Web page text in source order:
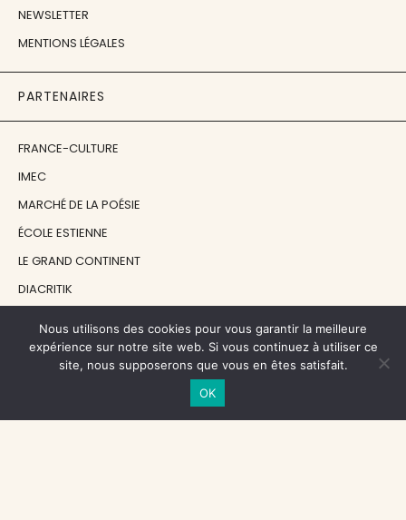
NEWSLETTER
MENTIONS LÉGALES
PARTENAIRES
FRANCE-CULTURE
IMEC
MARCHÉ DE LA POÉSIE
ÉCOLE ESTIENNE
LE GRAND CONTINENT
DIACRITIK
NOS SOUTIENS
CENTRE NATIONAL DU LIVRE
Nous utilisons des cookies pour vous garantir la meilleure
expérience sur notre site web. Si vous continuez à utiliser ce
site, nous supposerons que vous en êtes satisfait.
OK